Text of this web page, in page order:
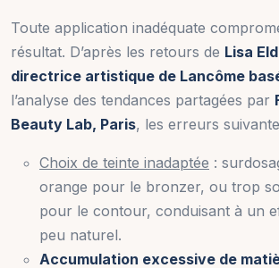
Toute application inadéquate
résultat. D’après les retours de Lisa
directrice artistique de Lancôme
l’analyse des tendances partagées par
Beauty Lab, Paris, les erreurs
Choix de teinte inadaptée :
orange pour le bronzer, ou trop
pour le contour, conduisant à un
peu naturel.
Accumulation excessive de